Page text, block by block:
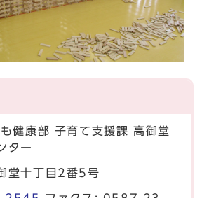
健康部 子育て支援課 高御堂
ター
堂十丁目2番5号